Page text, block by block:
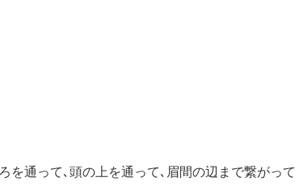
を通って､頭の上を通って､眉間の辺まで繋がって